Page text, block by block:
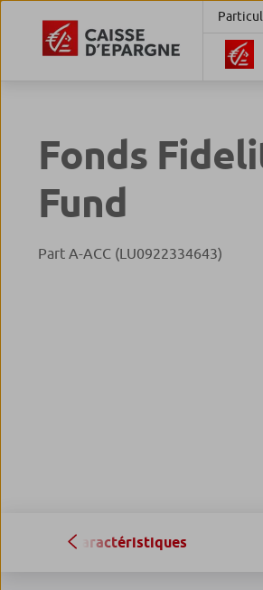
Fonds
Fund
Part A-ACC (LU0922334643)
Caractéristiques